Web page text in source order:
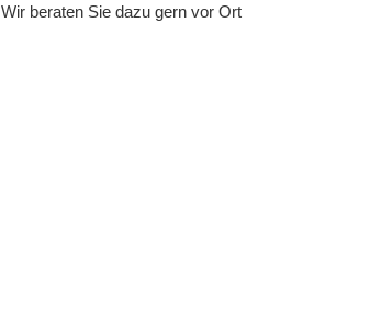
Wir beraten Sie dazu gern vor Ort